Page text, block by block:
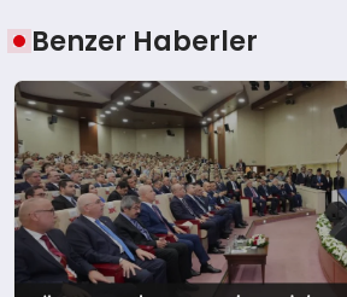
Benzer Haberler